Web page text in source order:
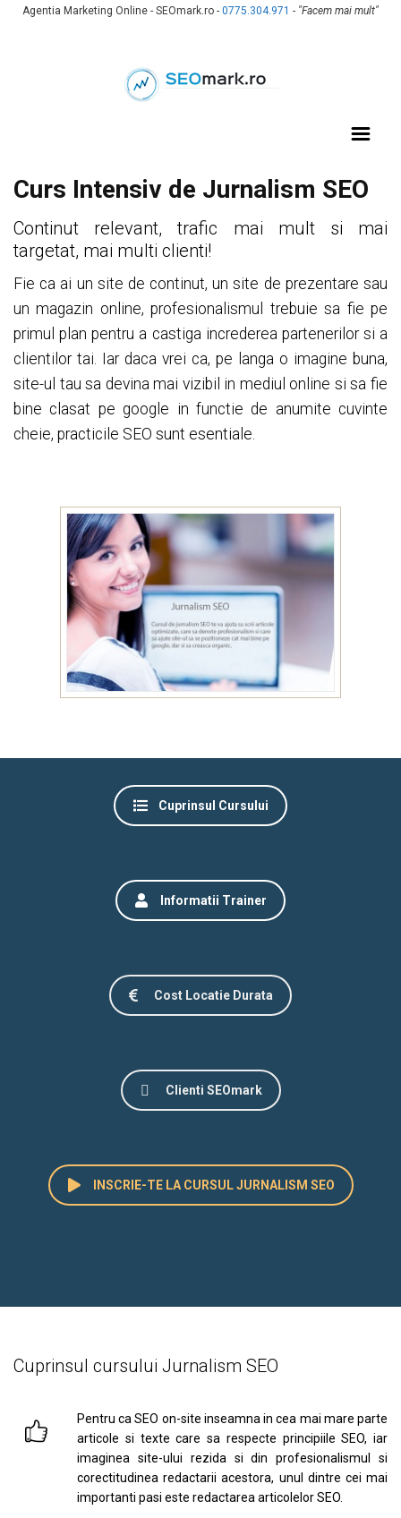
Agentia Marketing Online - SEOmark.ro - 0775.304.971 - "Facem mai mult"
Curs Intensiv de Jurnalism SEO
Continut relevant, trafic mai mult si mai
targetat, mai multi clienti!
Fie ca ai un site de continut, un site de prezentare sau
un magazin online, profesionalismul trebuie sa fie pe
primul plan pentru a castiga increderea partenerilor si a
clientilor tai. Iar daca vrei ca, pe langa o imagine buna,
site-ul tau sa devina mai vizibil in mediul online si sa fie
bine clasat pe google in functie de anumite cuvinte
cheie, practicile SEO sunt esentiale.
Cuprinsul Cursului
Informatii Trainer
Cost Locatie Durata
Clienti SEOmark
INSCRIE-TE LA CURSUL JURNALISM SEO
Cuprinsul cursului Jurnalism SEO
Pentru ca SEO on-site inseamna in cea mai mare parte
articole si texte care sa respecte principiile SEO, iar
imaginea site-ului rezida si din profesionalismul si
corectitudinea redactarii acestora, unul dintre cei mai
importanti pasi este redactarea articolelor SEO.